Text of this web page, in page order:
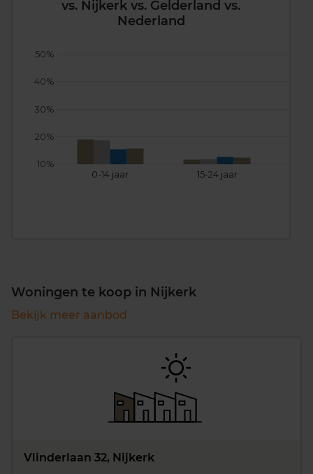
vs. Nijkerk vs. Gelderland vs.
Nederland
0-14 jaar 15-24 jaar
10%
20%
30%
40%
50%
Woningen te koop in Nijkerk
Bekijk meer aanbod
Vlinderlaan 32, Nijkerk